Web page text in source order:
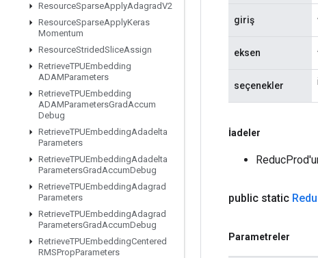
ResourceSparseApplyAdagradV2
ResourceSparseApplyKeras
Momentum
ResourceStridedSliceAssign
RetrieveTPUEmbedding
ADAMParameters
RetrieveTPUEmbedding
ADAMParametersGradAccum
Debug
RetrieveTPUEmbeddingAdadelta
Parameters
RetrieveTPUEmbeddingAdadelta
ParametersGradAccumDebug
RetrieveTPUEmbeddingAdagrad
Parameters
RetrieveTPUEmbeddingAdagrad
ParametersGradAccumDebug
RetrieveTPUEmbeddingCentered
RMSPropParameters
giriş
eksen
seçenekler
İadeler
public static
Parametreler